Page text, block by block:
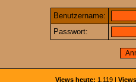
Benutzername:
Passwort:
Views heute: 1.119 |